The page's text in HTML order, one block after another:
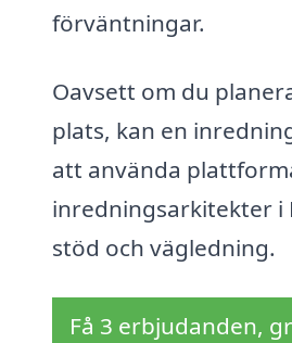
förväntningar.
Oavsett om du
plats, kan en
att använda
inredningsarkitekter i
stöd och vägledning.
Få 3 erbjudanden,